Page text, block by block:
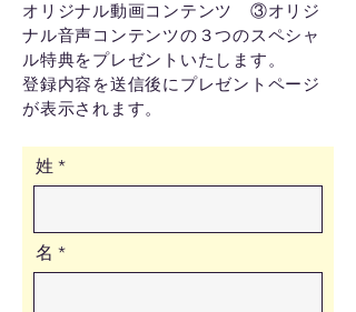
オリジナル動画コンテンツ ③オリジ
ナル音声コンテンツの３つのスペシャ
ル特典をプレゼントいたします。
登録内容を送信後にプレゼントページ
が表示されます。
姓
名